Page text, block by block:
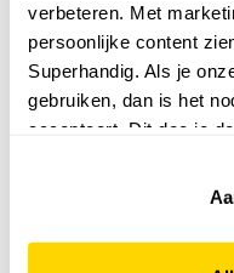
verbeteren. Met
persoonlijke content
Superhandig. Als je
gebruiken, dan is het
accepteert. Dit doe je
website niet optimaal